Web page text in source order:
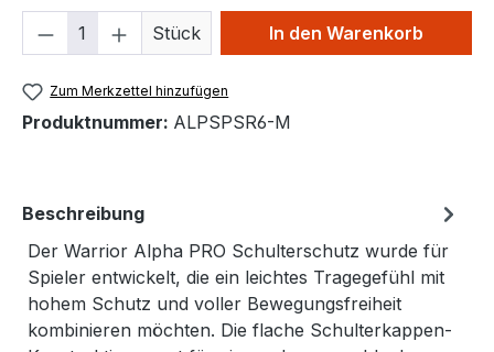
Produkt Anzahl: Gib den
Stück In den Warenkorb
Zum Merkzettel hinzufügen
Produktnummer: ALPSPSR6-M
Beschreibung
Der Warrior Alpha PRO Schulterschutz wurde für
Spieler entwickelt, die ein leichtes Tragegefühl mit
hohem Schutz und voller Bewegungsfreiheit
kombinieren möchten. Die flache Schulterkappen-